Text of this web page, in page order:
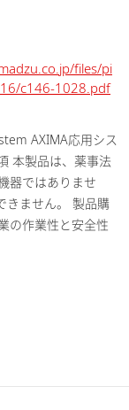
files/pi
c146-1028.pdf
AXIMA応用シス
本製品は、薬事法
器ではありませ
きません。 製品購
の作業性と安全性